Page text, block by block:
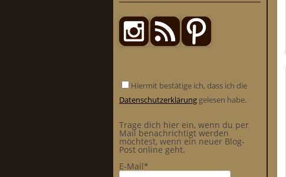
Hiermit bestätige ich, dass ich die
Datenschutzerklärung gelesen habe.
Trage dich hier ein, wenn du per
Mail benachrichtigt werden
möchtest, wenn ein neuer Blog-
Post online geht.
E-Mail*